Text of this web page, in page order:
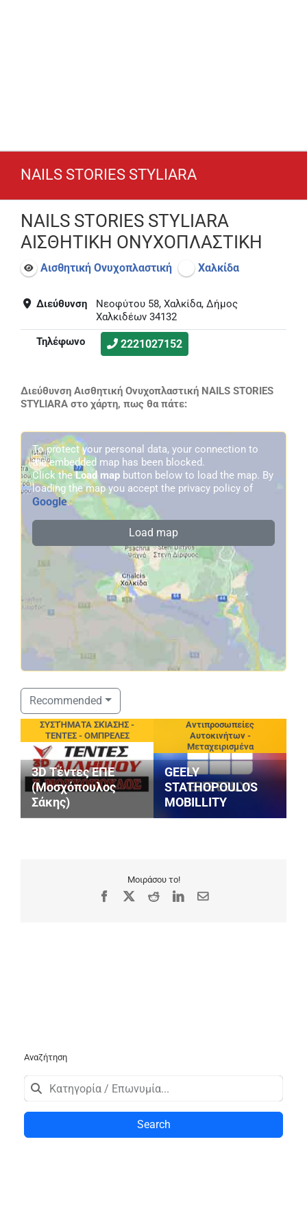
NAILS STORIES STYLIARA
NAILS STORIES STYLIARA
ΑΙΣΘΗΤΙΚΗ ΟΝΥΧΟΠΛΑΣΤΙΚΗ
Αισθητική Ονυχοπλαστική Χαλκίδα
Διεύθυνση
Νεοφύτου 58, Χαλκίδα, Δήμος
Χαλκιδέων 34132
Τηλέφωνο
2221027152
Διεύθυνση Αισθητική Ονυχοπλαστική NAILS STORIES
STYLIARA στο χάρτη, πως θα πάτε:
To protect your personal data, your connection to
the embedded map has been blocked.
Click theLoad map button below to load the map. By
loading the map you accept the privacy policy of
Google.
Load map
Recommended
ΣΥΣΤΉΜΑΤΑ ΣΚΊΑΣΗΣ -
ΤΕΝΤΕΣ - ΟΜΠΡΕΛΕΣ
3D Τέντες ΕΠΕ
(Μοσχόπουλος
Σάκης)
Αντιπροσωπείες
Αυτοκινήτων -
Μεταχειρισμένα
GEELY
STATHOPOULOS
MOBILLITY
Μοιράσου το!
Facebook RedditLinkedIn
Email
Αναζήτηση
Search